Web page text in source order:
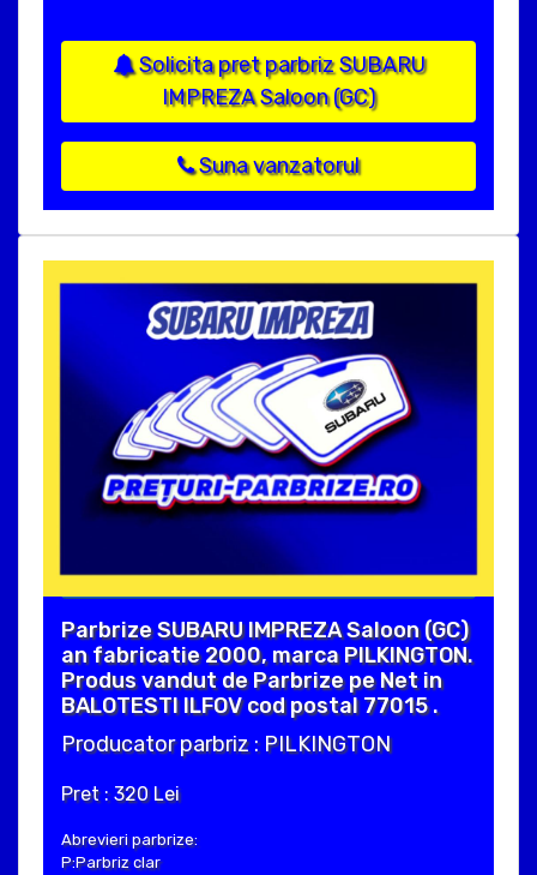
Solicita pret parbriz SUBARU
IMPREZA Saloon (GC)
Suna vanzatorul
Parbrize SUBARU IMPREZA Saloon (GC)
an fabricatie 2000, marca PILKINGTON.
Produs vandut de Parbrize pe Net in
BALOTESTI ILFOV cod postal 77015 .
Producator parbriz : PILKINGTON
Pret : 320 Lei
Abrevieri parbrize:
P:Parbriz clar